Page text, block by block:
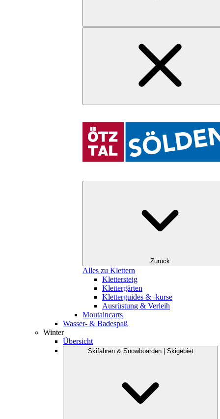
Zurück
Alles zu Klettern
Klettersteig
Klettergärten
Kletterguides & -kurse
Ausrüstung & Verleih
Moutaincarts
Wasser- & Badespaß
Winter
Übersicht
Skifahren & Snowboarden | Skigebiet